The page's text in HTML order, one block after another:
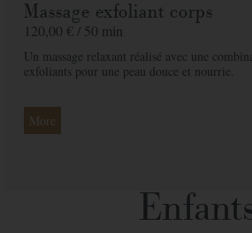
Massage exfoliant corps
120,00 € / 50 min
Un massage relaxant réalisé avec une
exfoliants pour une peau douce et nourrie.
More